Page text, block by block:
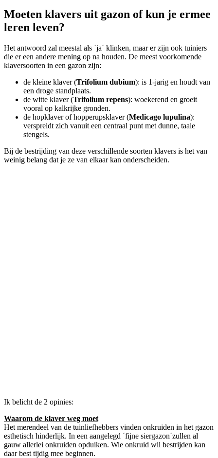
Moeten klavers uit gazon of kun je ermee
leren leven?
Het antwoord zal meestal als ´ja´ klinken, maar er zijn ook tuiniers
die er een andere mening op na houden. De meest voorkomende
klaversoorten in een gazon zijn:
de kleine klaver (Trifolium dubium): is 1-jarig en houdt van
een droge standplaats.
de witte klaver (Trifolium repens): woekerend en groeit
vooral op kalkrijke gronden.
de hopklaver of hopperupsklaver (Medicago lupulina):
verspreidt zich vanuit een centraal punt met dunne, taaie
stengels.
Bij de bestrijding van deze verschillende soorten klavers is het van
weinig belang dat je ze van elkaar kan onderscheiden.
Ik belicht de 2 opinies:
Waarom de klaver weg moet
Het merendeel van de tuinliefhebbers vinden onkruiden in het gazon
esthetisch hinderlijk. In een aangelegd ´fijne siergazon´zullen al
gauw allerlei onkruiden opduiken. Wie onkruid wil bestrijden kan
daar best tijdig mee beginnen.